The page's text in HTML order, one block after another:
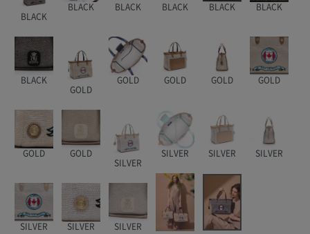
BLACK
BLACK BLACK BLACK BLACK BLACK
BLACK
GOLD
GOLD GOLD GOLD GOLD
GOLD
GOLD
SILVER
SILVER SILVER SILVER
SILVER SILVER SILVER